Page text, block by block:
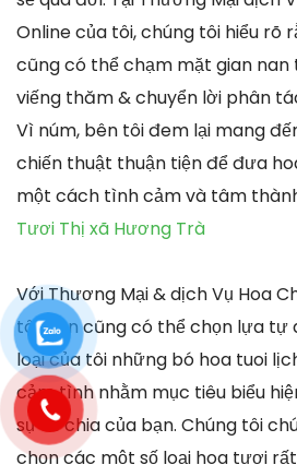
Online của tôi, chúng tôi hiểu rõ
cũng có thể chạm mặt gian
viếng thăm & chuyển lời phân
Vì núm, bên tôi đem lại mang
chiến thuật thuận tiện để đưa
một cách tình cảm và tâm
Tươi Thị xã Hương Trà
Với Thương Mại & dịch Vụ Hoa
tôi, bạn cũng có thể chọn lựa tự
loại của tôi những bó hoa tuoi
cảm tình nhằm mục tiêu biểu
sự sẻ chia của bạn. Chúng tôi
chọn các một số loại hoa tươi